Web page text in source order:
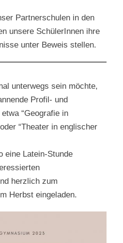
Partnerschulen in den
unsere SchülerInnen ihre
unter Beweis stellen.
unterwegs sein möchte,
Profil- und
“Geografie in
“Theater in englischer
eine Latein-Stunde
herzlich zum
Herbst eingeladen.